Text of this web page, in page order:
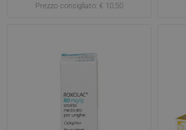
Prezzo consigliato: € 10,50